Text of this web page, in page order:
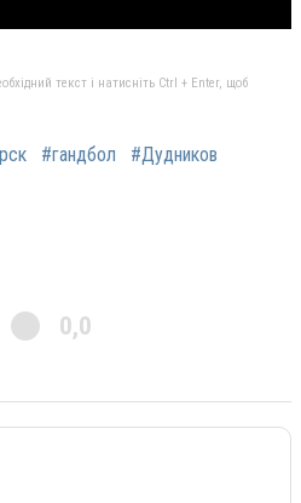
текст і натисніть Ctrl + Enter, щоб
#гандбол
#Дудников
0,0